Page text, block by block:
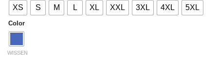
XS S M L XL XXL 3XL 4XL 5XL
Color
WISSEN